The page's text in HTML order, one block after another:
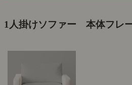
1人掛けソファー 本体フレ